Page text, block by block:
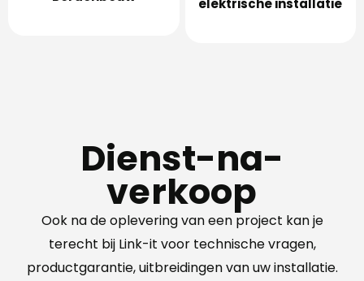
elektrische installatie
Dienst-na-
verkoop
Ook na de oplevering van een project kan je
terecht bij Link-it voor technische vragen,
productgarantie, uitbreidingen van uw installatie.